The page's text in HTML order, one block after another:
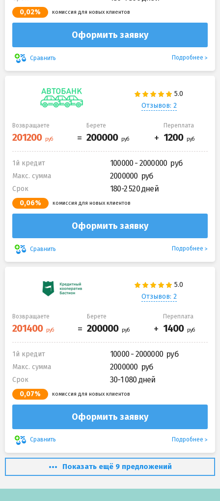
0,02% комиссия для новых клиентов
Оформить заявку
Сравнить Подробнее
Отзывов: 2
Возвращаете Берете Переплата
1й кредит 100000 - 2000000
Макс. сумма 2000000
Срок 180-2 520 дней
0,06% комиссия для новых клиентов
Оформить заявку
Сравнить Подробнее
Отзывов: 2
Возвращаете Берете Переплата
1й кредит 10000 - 2000000
Макс. сумма 2000000
Срок 30-1 080 дней
0,07% комиссия для новых клиентов
Оформить заявку
Сравнить Подробнее
Показать ещё 9 предложений